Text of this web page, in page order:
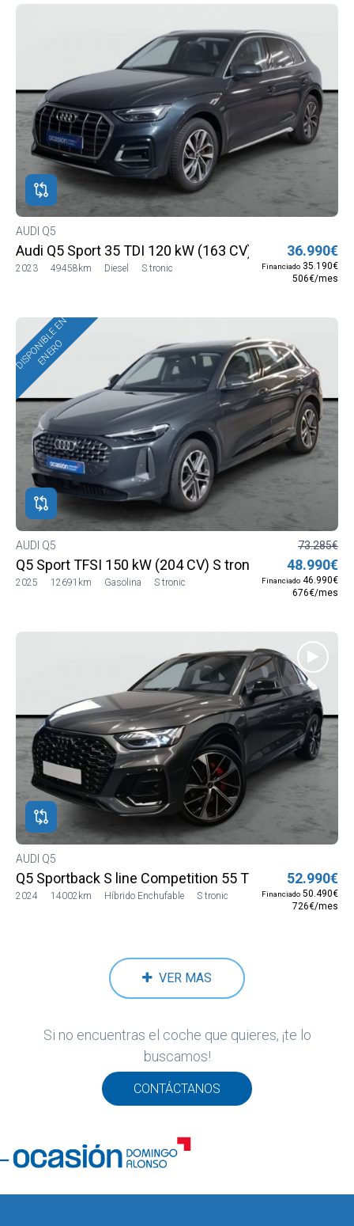
AUDI Q5
Audi Q5 Sport 35 TDI 120 kW (163 CV) S tronic
2023 49458km Diesel S tronic
36.990€
Financiado 35.190€
506€/mes
DISPONIBLE EN
ENERO
AUDI Q5
Q5 Sport TFSI 150 kW (204 CV) S tronic
2025 12691km Gasolina S tronic
73.285€
48.990€
Financiado 46.990€
676€/mes
AUDI Q5
Q5 Sportback S line Competition 55 TFSIe (Híbrido
2024 14002km Híbrido Enchufable S tronic
52.990€
Financiado 50.490€
726€/mes
VER MAS
Si no encuentras el coche que quieres, ¡te lo
buscamos!
CONTÁCTANOS